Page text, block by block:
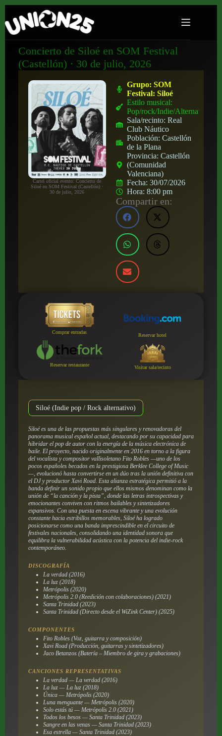
Concierto de Siloé en SOM Festival
(Castellón) · 30 de julio, 2026
Cartel oficial evento: Concierto de
Siloé en SOM Festival (Castellón) ·
30 de julio, 2026
Grupo:SOM
Festival: Siloé
Estilo musical:
Pop/rock/Indie/Alternativo
Sala/recinto:Real
Club Náutico
Población:Castellón
de la Plana
Provincia:Castellón
(Comunidad
Valenciana)
Fecha:30/07/2026
Hora:8:00 pm
Compartir en:
Comprar entradas
Reservar hotel
Reservar restaurante Visitar sala/recinto
Siloé (Indie pop / Rock alternativo)
Siloé es una de las propuestas más singulares y renovadoras del
panorama musical español actual, destacando por su capacidad para
hibridar el pop de autor con la energía de la música electrónica de
baile. El proyecto, nacido originalmente en 2016 en torno a la figura
del vocalista y compositor vallisoletano Fito Robles —uno de los
pocos españoles becados en la prestigiosa Berklee College of Music
—, evolucionó hasta convertirse en un dúo tras la unión definitiva con
el DJ y productor Xavi Road. Esta alianza estratégica permitió a la
banda definir un sonido propio que ellos mismos denominan como la
unión de “la canción y la pista”, donde las letras introspectivas y
emocionantes conviven con ritmos bailables y sintetizadores
expansivos. Con una puesta en escena vibrante y una evolución
constante hacia estribillos memorables, Siloé ha logrado
posicionarse como una banda imprescindible en el circuito de
festivales nacionales, consolidando una identidad sonora que
equilibra la vulnerabilidad acústica con la potencia del indie-rock
contemporáneo.
DISCOGRAFÍA
La verdad (2016)
La luz (2018)
Metrópolis (2020)
Metrópolis 2.0 (Reedición con colaboraciones) (2021)
Santa Trinidad (2023)
Santa Trinidad (Directo desde el WiZink Center) (2025)
COMPONENTES
Fito Robles (Voz, guitarra y composición)
Xavi Road (Producción, guitarras y sintetizadores)
Jaco Betanzos (Batería – Miembro de gira y grabaciones)
CANCIONES REPRESENTATIVAS
La verdad — La verdad (2016)
La luz — La luz (2018)
Única — Metrópolis (2020)
Luna menguante — Metrópolis (2020)
Solo estás tú — Metrópolis 2.0 (2021)
Todos los besos — Santa Trinidad (2023)
Sangre en las venas — Santa Trinidad (2023)
Esa estrella — Santa Trinidad (2023)